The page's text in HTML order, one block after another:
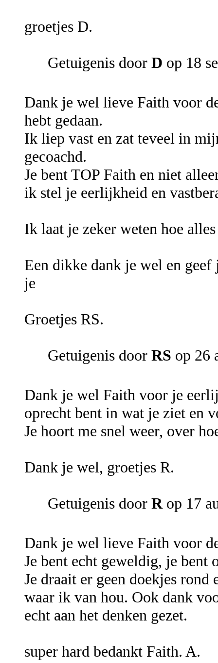
groetjes D.
Getuigenis door D op 18
Dank je wel lieve Faith voor
hebt gedaan.
Ik liep vast en zat teveel in
gecoachd.
Je bent TOP Faith en niet
ik stel je eerlijkheid en
Ik laat je zeker weten hoe
Een dikke dank je wel en
je
Groetjes RS.
Getuigenis door RS op 26
Dank je wel Faith voor je
oprecht bent in wat je ziet en
Je hoort me snel weer, over
Dank je wel, groetjes R.
Getuigenis door Rop 17
Dank je wel lieve Faith voor
Je bent echt geweldig, je bent
Je draait er geen doekjes
waar ik van hou. Ook dank
echt aan het denken gezet.
super hard bedankt Faith. A.